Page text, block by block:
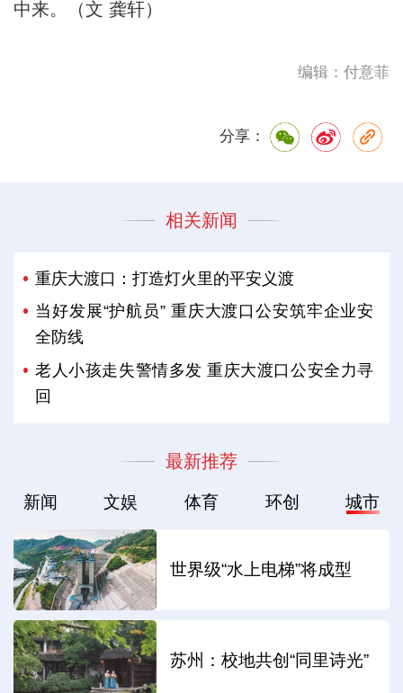
中来。（文 龚轩）
编辑：付意菲
分享：
相关新闻
重庆大渡口：打造灯火里的平安义渡
当好发展“护航员” 重庆大渡口公安筑牢企业安
全防线
老人小孩走失警情多发 重庆大渡口公安全力寻
回
最新推荐
新闻 文娱 体育 环创 城市
世界级“水上电梯”将成型
苏州：校地共创“同里诗光”